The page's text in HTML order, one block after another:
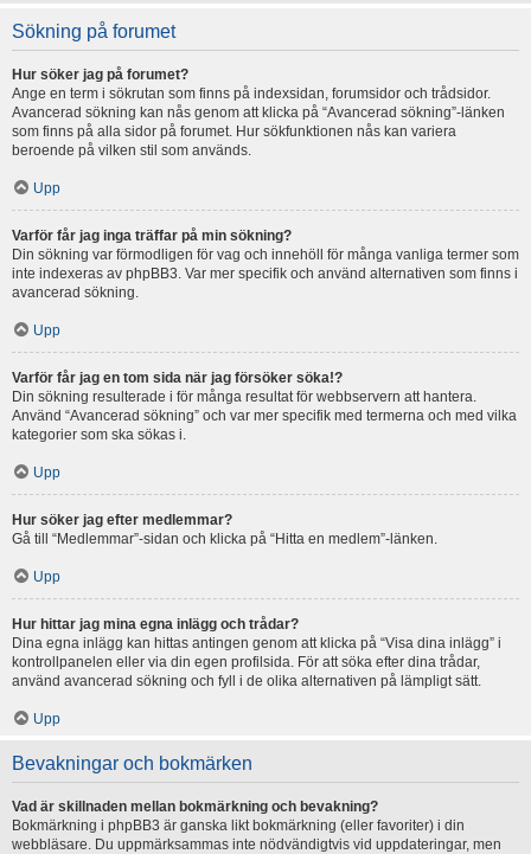
Sökning på forumet
Hur söker jag på forumet?
Ange en term i sökrutan som finns på indexsidan, forumsidor och trådsidor.
Avancerad sökning kan nås genom att klicka på “Avancerad sökning”-länken
som finns på alla sidor på forumet. Hur sökfunktionen nås kan variera
beroende på vilken stil som används.
Upp
Varför får jag inga träffar på min sökning?
Din sökning var förmodligen för vag och innehöll för många vanliga termer som
inte indexeras av phpBB3. Var mer specifik och använd alternativen som finns i
avancerad sökning.
Upp
Varför får jag en tom sida när jag försöker söka!?
Din sökning resulterade i för många resultat för webbservern att hantera.
Använd “Avancerad sökning” och var mer specifik med termerna och med vilka
kategorier som ska sökas i.
Upp
Hur söker jag efter medlemmar?
Gå till “Medlemmar”-sidan och klicka på “Hitta en medlem”-länken.
Upp
Hur hittar jag mina egna inlägg och trådar?
Dina egna inlägg kan hittas antingen genom att klicka på “Visa dina inlägg” i
kontrollpanelen eller via din egen profilsida. För att söka efter dina trådar,
använd avancerad sökning och fyll i de olika alternativen på lämpligt sätt.
Upp
Bevakningar och bokmärken
Vad är skillnaden mellan bokmärkning och bevakning?
Bokmärkning i phpBB3 är ganska likt bokmärkning (eller favoriter) i din
webbläsare. Du uppmärksammas inte nödvändigtvis vid uppdateringar, men